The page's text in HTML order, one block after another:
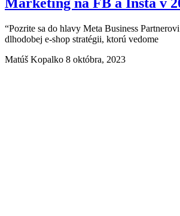
“Pozrite sa do hlavy Meta Business
dlhodobej e-shop stratégii, ktorú vedome
Matúš Kopalko 8 októbra, 2023